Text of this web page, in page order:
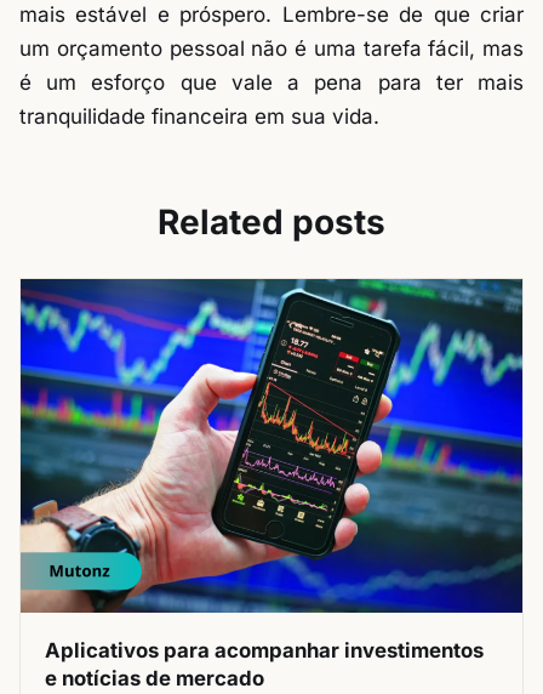
mais estável e próspero. Lembre-se de que criar
um orçamento pessoal não é uma tarefa fácil, mas
é um esforço que vale a pena para ter mais
tranquilidade financeira em sua vida.
Related posts
Aplicativos para acompanhar investimentos
e notícias de mercado